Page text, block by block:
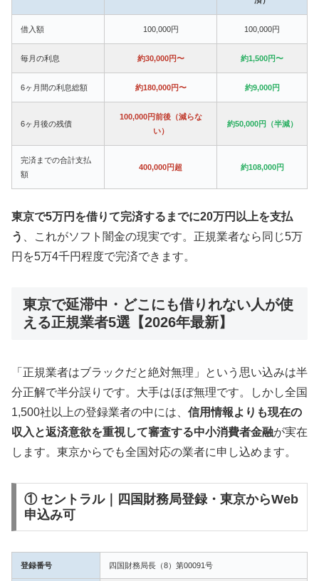
借入額 100,000円 100,000円
毎月の利息 約30,000円〜 約1,500円〜
6ヶ月間の利息総額 約180,000円〜 約9,000円
6ヶ月後の残債
100,000円前後（減らな
い）
約50,000円（半減）
完済までの合計支払
額
400,000円超 約108,000円
東京で5万円を借りて完済するまでに20万円以上を支払
う
、これがソフト闇金の現実です。正規業者なら同じ5万
円を5万4千円程度で完済できます。
東京で延滞中・どこにも借りれない人が使
える正規業者5選【2026年最新】
「正規業者はブラックだと絶対無理」という思い込みは半
分正解で半分誤りです。大手はほぼ無理です。しかし全国
1,500社以上の登録業者の中には、 信用情報よりも現在の
収入と返済意欲を重視して審査する中小消費者金融が実在
します。東京からでも全国対応の業者に申し込めます。
① セントラル｜四国財務局登録・東京からWeb
申込み可
登録番号 四国財務局長（8）第00091号